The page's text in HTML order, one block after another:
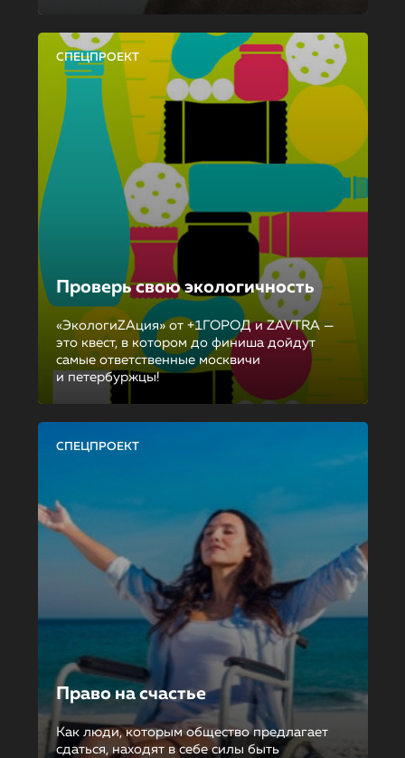
СПЕЦПРОЕКТ
Проверь свою экологичность
«ЭкологиZAция» от +1ГОРОД и ZAVTRA —
это квест, в котором до финиша дойдут
самые ответственные москвичи
и петербуржцы!
СПЕЦПРОЕКТ
Право на счастье
Как люди, которым общество предлагает
сдаться, находят в себе силы быть